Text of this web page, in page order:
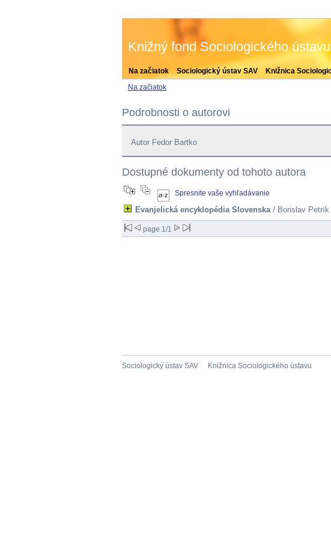
Na začiatok Sociologický ústav SAV Knižnica
Knižný fond Sociologického
Na začiatok
Podrobnosti o autorovi
Autor Fedor Bartko
Dostupné dokumenty od tohoto autora
Spresnite vaše vyhľadávanie
Evanjelická encyklopédia Slovenska/ Borislav Petrík
page 1/1
Sociologický ústav SAV Knižnica Sociologického ústavu